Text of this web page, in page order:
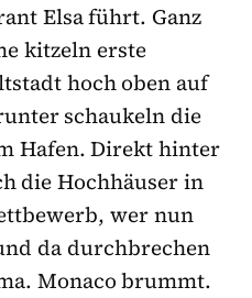
Elsa führt. Ganz
kitzeln erste
hoch oben auf
schaukeln die
Hafen. Direkt hinter
die Hochhäuser in
wer nun
da durchbrechen
Monaco brummt.